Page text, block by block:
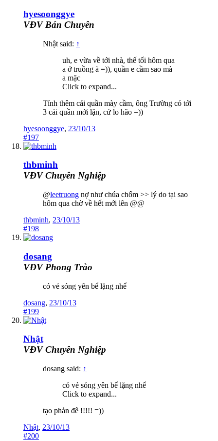
hyesoonggye
VĐV Bán Chuyên
Nhật said: ↑
uh, e vừa về tới nhà, thế tối hôm qua
a ở truồng à =)), quần e cầm sao mà
a mặc
Click to expand...
Tính thêm cái quần mày cầm, ông Trường có tới
3 cái quần mới lận, cứ lo hão =))
hyesoonggye, 23/10/13
#197
thbminh
VĐV Chuyên Nghiệp
@leetruong nợ như chúa chổm >> lý do tại sao
hôm qua chờ về hết mới lên @@
thbminh, 23/10/13
#198
dosang
VĐV Phong Trào
có vẻ sóng yên bể lặng nhể
dosang, 23/10/13
#199
Nhật
VĐV Chuyên Nghiệp
dosang said: ↑
có vẻ sóng yên bể lặng nhể
Click to expand...
tạo phản đê !!!!! =))
Nhật, 23/10/13
#200